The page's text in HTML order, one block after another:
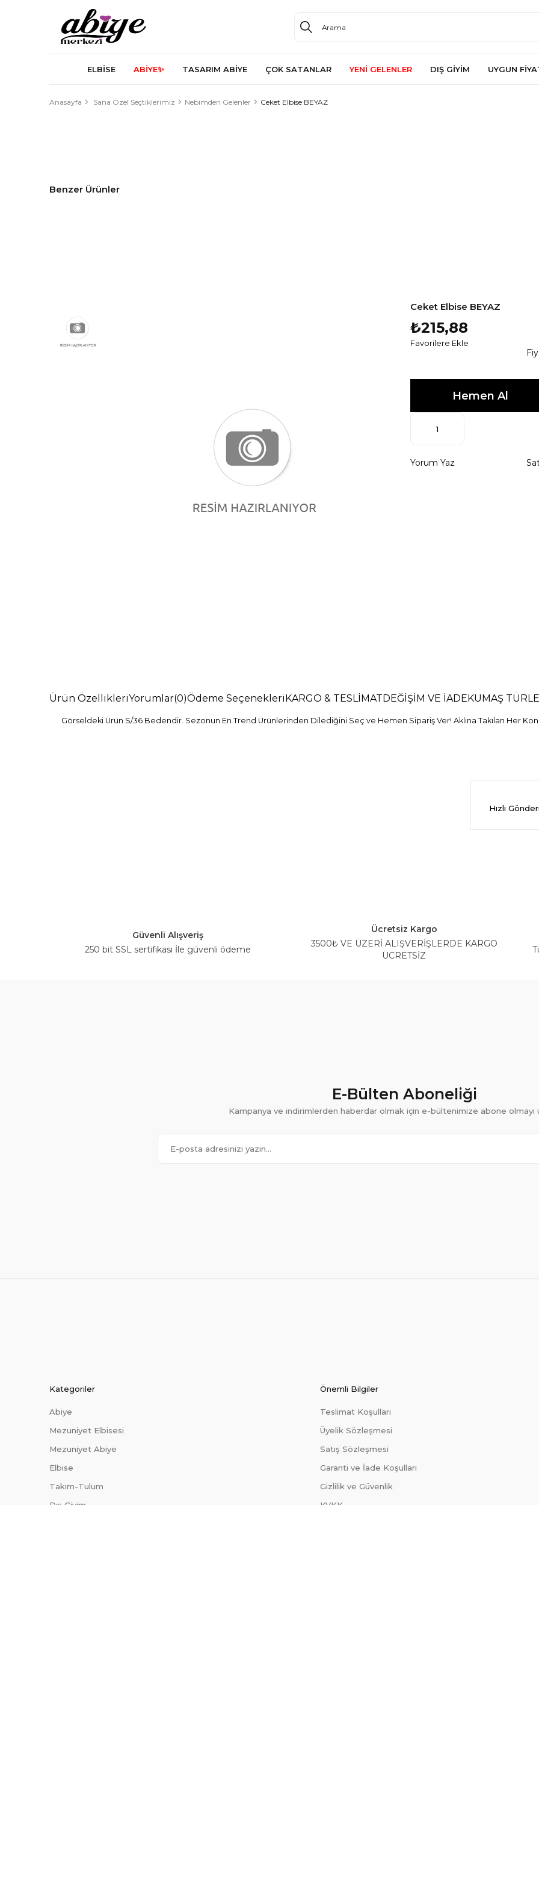
ELBİSE ABİYE✨ TASARIM ABİYE ÇOK SATANLAR YENİ GELENLER DIŞ GİYİM UYGUN
Anasayfa Sana Özel Seçtiklerimiz Nebimden Gelenler Ceket Elbise BEYAZ
Benzer Ürünler
Ceket Elbise BEYAZ
₺215,88
Favorilere Ekle
Yorum Yaz
Ürün ÖzellikleriYorumlar(0)Ödeme SeçenekleriKARGO & TESLİMATDEĞİŞİM VE İADEKUMAŞ
Görseldeki Ürün S/36 Bedendir. Sezonun En Trend Ürünlerinden Dilediğini Seç ve Hemen Sipariş Ver! Aklına Takılan Her
Hızlı
Güvenli Alışveriş
250 bit SSL sertifikası İle güvenli ödeme
Ücretsiz Kargo
3500₺ VE ÜZERİ ALIŞVERİŞLERDE KARGO
ÜCRETSİZ
E-Bülten Aboneliği
Kampanya ve indirimlerden haberdar olmak için e-bültenimize abone olmayı
Kategoriler
Abiye
Mezuniyet Elbisesi
Mezuniyet Abiye
Elbise
Takım-Tulum
Dış Giyim
Önemli Bilgiler
Teslimat Koşulları
Üyelik Sözleşmesi
Satış Sözleşmesi
Garanti ve İade Koşulları
Gizlilik ve Güvenlik
KVKK